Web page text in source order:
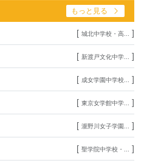
もっと見る
[ 城北中学校・高... ]
[ 新渡戸文化中学... ]
[ 成女学園中学校... ]
[ 東京女学館中学... ]
[ 瀧野川女子学園... ]
[ 聖学院中学校・... ]